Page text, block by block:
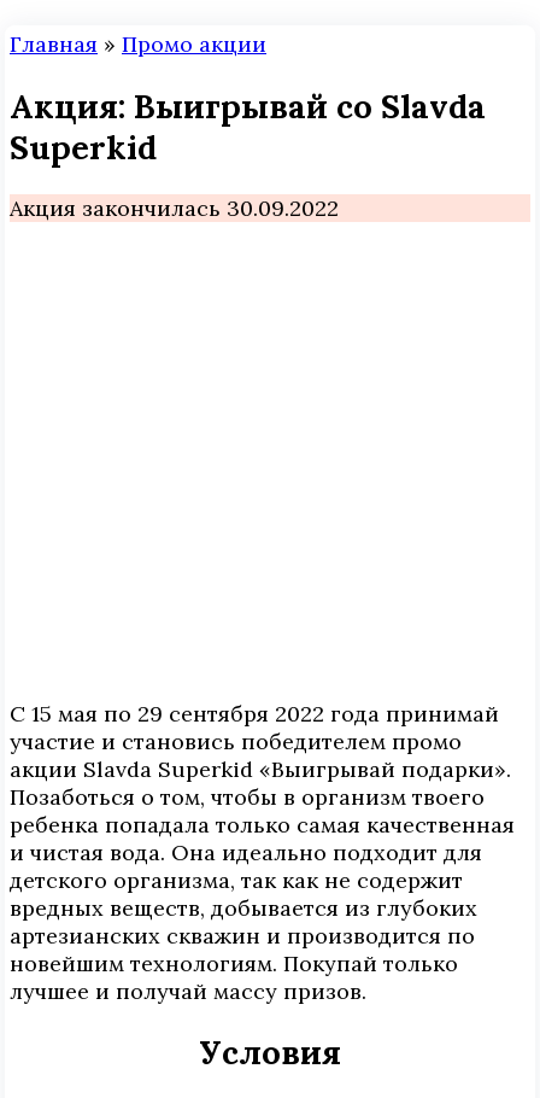
Главная » Промо акции
Акция: Выигрывай со Slavda
Superkid
Акция закончилась 30.09.2022
С 15 мая по 29 сентября 2022 года принимай
участие и становись победителем промо
акции Slavda Superkid «Выигрывай подарки».
Позаботься о том, чтобы в организм твоего
ребенка попадала только самая качественная
и чистая вода. Она идеально подходит для
детского организма, так как не содержит
вредных веществ, добывается из глубоких
артезианских скважин и производится по
новейшим технологиям. Покупай только
лучшее и получай массу призов.
Условия